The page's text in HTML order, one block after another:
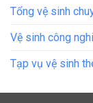
Tổng vệ sinh
Vệ sinh công
Tạp vụ vệ sinh